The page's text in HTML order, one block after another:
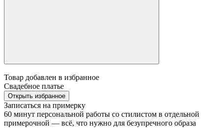
Товар добавлен в избранное
Свадебное платье
Открыть избранное
Записаться на примерку
60 минут персональной работы со стилистом в отдельной
примерочной — всё, что нужно для безупречного образа